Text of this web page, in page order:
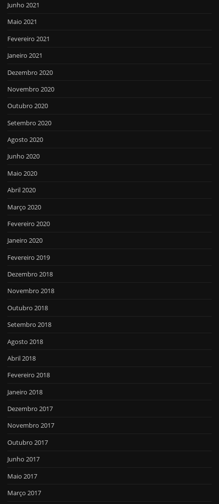
Junho 2021
Maio 2021
Fevereiro 2021
Janeiro 2021
Dezembro 2020
Novembro 2020
Outubro 2020
Setembro 2020
Agosto 2020
Junho 2020
Maio 2020
Abril 2020
Março 2020
Fevereiro 2020
Janeiro 2020
Fevereiro 2019
Dezembro 2018
Novembro 2018
Outubro 2018
Setembro 2018
Agosto 2018
Abril 2018
Fevereiro 2018
Janeiro 2018
Dezembro 2017
Novembro 2017
Outubro 2017
Junho 2017
Maio 2017
Março 2017